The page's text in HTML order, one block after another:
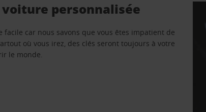
voiture personnalisée
car nous savons que vous êtes impatient de
où vous irez, des clés seront toujours à votre
le monde.